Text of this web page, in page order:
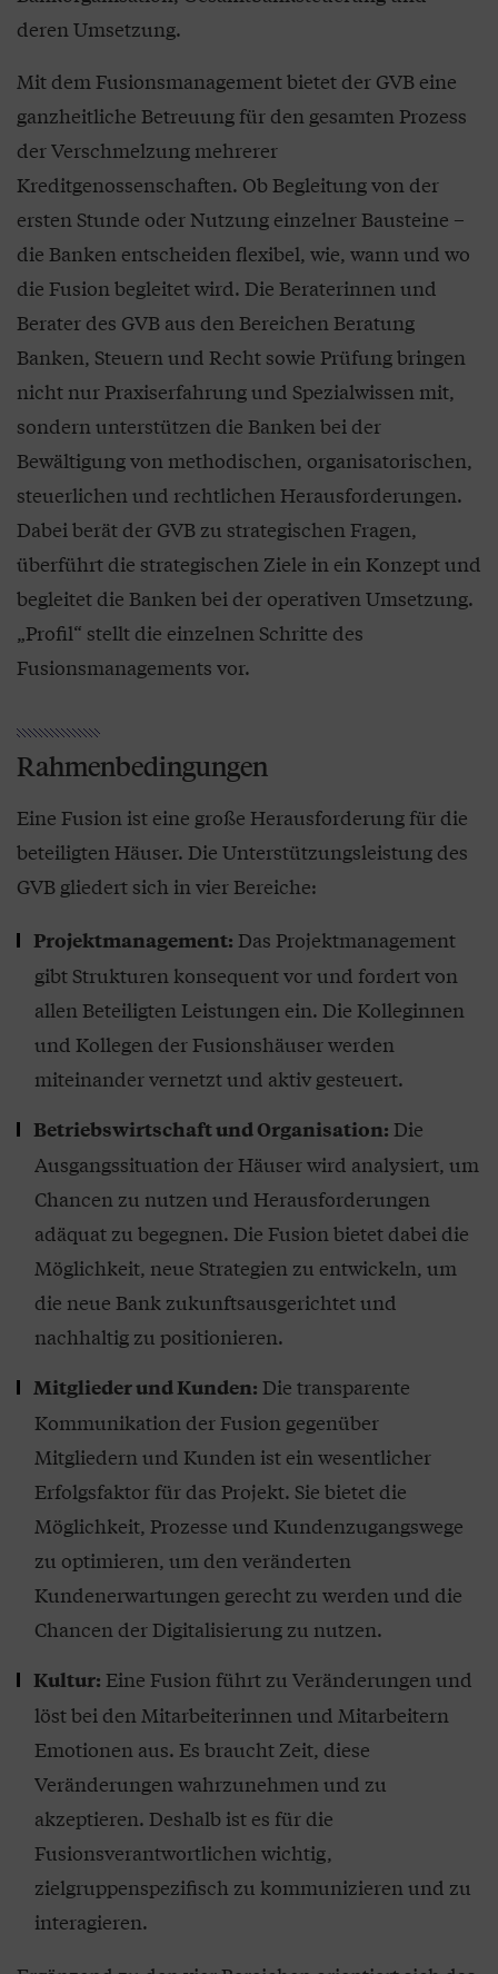
deren Umsetzung.
Mit dem Fusionsmanagement bietet der GVB eine
ganzheitliche Betreuung für den gesamten Prozess
der Verschmelzung mehrerer
Kreditgenossenschaften. Ob Begleitung von der
ersten Stunde oder Nutzung einzelner Bausteine –
die Banken entscheiden flexibel, wie, wann und wo
die Fusion begleitet wird. Die Beraterinnen und
Berater des GVB aus den Bereichen Beratung
Banken, Steuern und Recht sowie Prüfung bringen
nicht nur Praxiserfahrung und Spezialwissen mit,
sondern unterstützen die Banken bei der
Bewältigung von methodischen, organisatorischen,
steuerlichen und rechtlichen Herausforderungen.
Dabei berät der GVB zu strategischen Fragen,
überführt die strategischen Ziele in ein Konzept und
begleitet die Banken bei der operativen Umsetzung.
„Profil“ stellt die einzelnen Schritte des
Fusionsmanagements vor.
Rahmenbedingungen
Eine Fusion ist eine große Herausforderung für die
beteiligten Häuser. Die Unterstützungsleistung des
GVB gliedert sich in vier Bereiche:
Projektmanagement: Das Projektmanagement
gibt Strukturen konsequent vor und fordert von
allen Beteiligten Leistungen ein. Die Kolleginnen
und Kollegen der Fusionshäuser werden
miteinander vernetzt und aktiv gesteuert.
Betriebswirtschaft und Organisation: Die
Ausgangssituation der Häuser wird analysiert, um
Chancen zu nutzen und Herausforderungen
adäquat zu begegnen. Die Fusion bietet dabei die
Möglichkeit, neue Strategien zu entwickeln, um
die neue Bank zukunftsausgerichtet und
nachhaltig zu positionieren.
Mitglieder und Kunden: Die transparente
Kommunikation der Fusion gegenüber
Mitgliedern und Kunden ist ein wesentlicher
Erfolgsfaktor für das Projekt. Sie bietet die
Möglichkeit, Prozesse und Kundenzugangswege
zu optimieren, um den veränderten
Kundenerwartungen gerecht zu werden und die
Chancen der Digitalisierung zu nutzen.
Kultur: Eine Fusion führt zu Veränderungen und
löst bei den Mitarbeiterinnen und Mitarbeitern
Emotionen aus. Es braucht Zeit, diese
Veränderungen wahrzunehmen und zu
akzeptieren. Deshalb ist es für die
Fusionsverantwortlichen wichtig,
zielgruppenspezifisch zu kommunizieren und zu
interagieren.